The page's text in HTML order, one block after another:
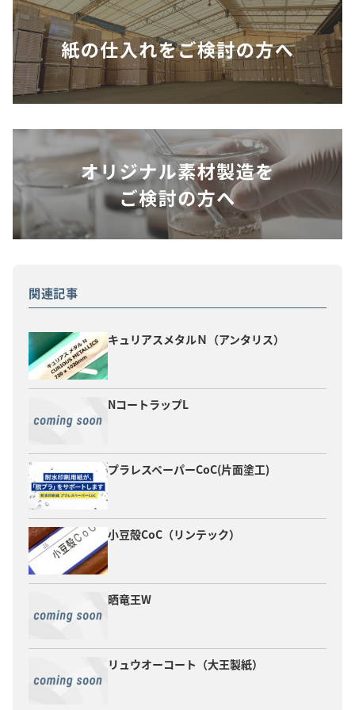
関連記事
キュリアスメタルＮ（アンタリス）
NコートラップL
プラレスペーパーCoC(片面塗工)
小豆殻CoC（リンテック）
晒竜王W
リュウオーコート（大王製紙）